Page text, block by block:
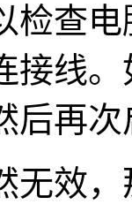
检查
接线
后再
无效